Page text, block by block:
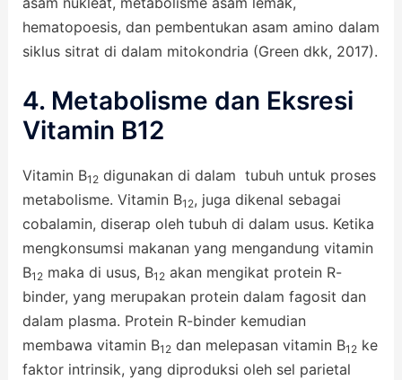
hematopoesis, dan pembentukan asam amino dalam
siklus sitrat di dalam mitokondria (Green dkk, 2017).
4. Metabolisme dan Eksresi
Vitamin B12
Vitamin B12digunakan di dalam tubuh untuk proses
metabolisme. Vitamin B12, juga dikenal sebagai
cobalamin, diserap oleh tubuh di dalam usus. Ketika
mengkonsumsi makanan yang mengandung vitamin
B12maka di usus, B12akan mengikat protein R-
binder, yang merupakan protein dalam fagosit dan
dalam plasma. Protein R-binder kemudian
membawa vitamin B12dan melepasan vitamin B12ke
faktor intrinsik, yang diproduksi oleh sel parietal